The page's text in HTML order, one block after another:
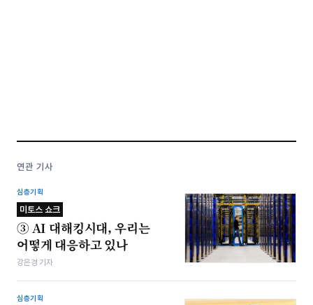
연관 기사
심층기획
미토스 쇼크
③ AI 대해킹시대, 우리는
어떻게 대응하고 있나
강은경 기자
심층기획